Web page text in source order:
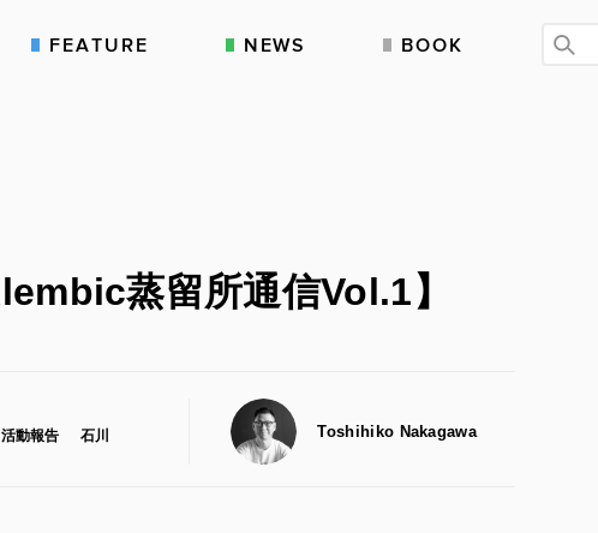
FEATURE NEWS BOOK
蒸留所通信Vol.1】
活動報告
石川
Toshihiko Nakagawa